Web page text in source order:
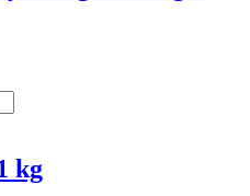
kg